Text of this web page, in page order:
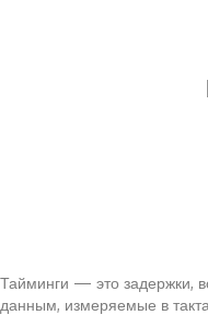
Тайминги — это задержки,
данным, измеряемые в